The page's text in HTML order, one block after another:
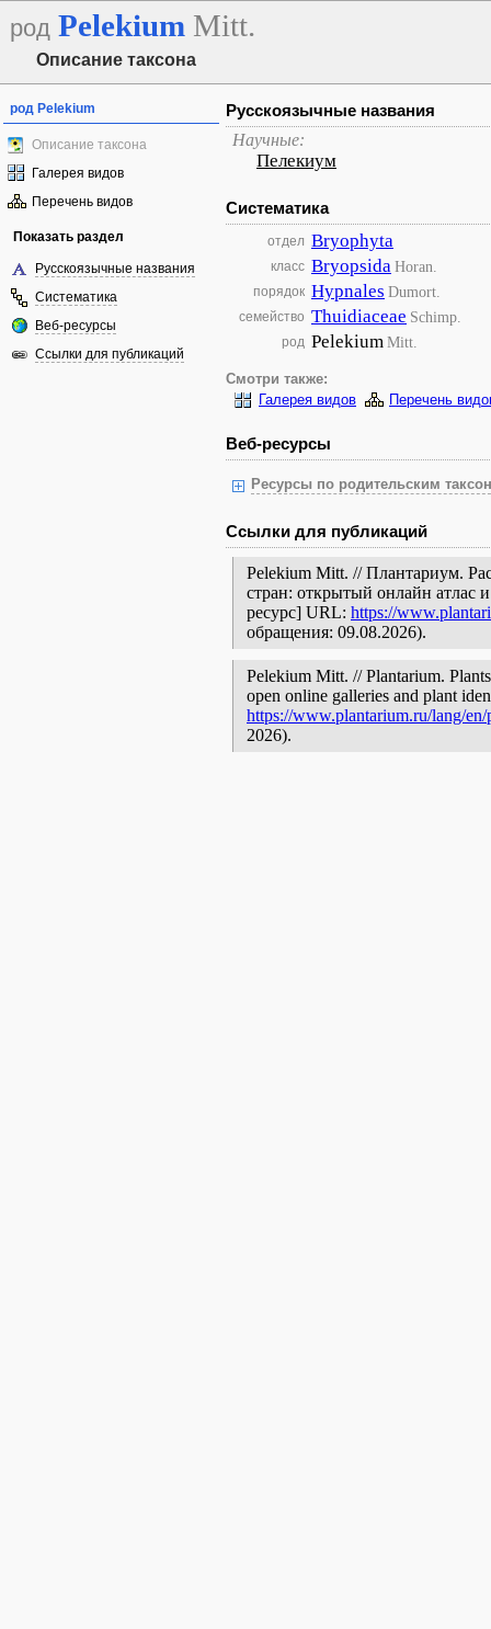
род Pelekium Mitt.
Описание таксона
род Pelekium
Описание таксона
Галерея видов
Перечень видов
Показать раздел
Русскоязычные названия
Систематика
Веб-ресурсы
Ссылки для публикаций
Русскоязычные названия
Научные:
Пелекиум
Систематика
отдел Bryophyta
класс BryopsidaHoran.
порядок Hypnales Dumort.
семейство Thuidiaceae Schimp.
род PelekiumMitt.
Смотри также:
Галерея видов
Перечень
Веб-ресурсы
Ресурсы по родительским
Ссылки для публикаций
Pelekium Mitt. // Плантариум.
стран: открытый онлайн атлас
ресурс] URL: https://
обращения: 09.08.2026).
Pelekium Mitt. // Plantarium.
open online galleries and plant
https://www.plantarium.ru/lang/
2026).